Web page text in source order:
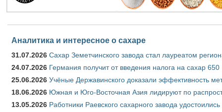
Аналитика и интересное о сахаре
31.07.2026 Сахар Земетчинского завода стал лауреатом
24.07.2026 Германия получит от введения налога на сахар
25.06.2026 Учёные Державинского доказали эффективность
18.06.2026 Южная и Юго-Восточная Азия лидируют по
13.05.2026 Работники Раевского сахарного завода удостоились